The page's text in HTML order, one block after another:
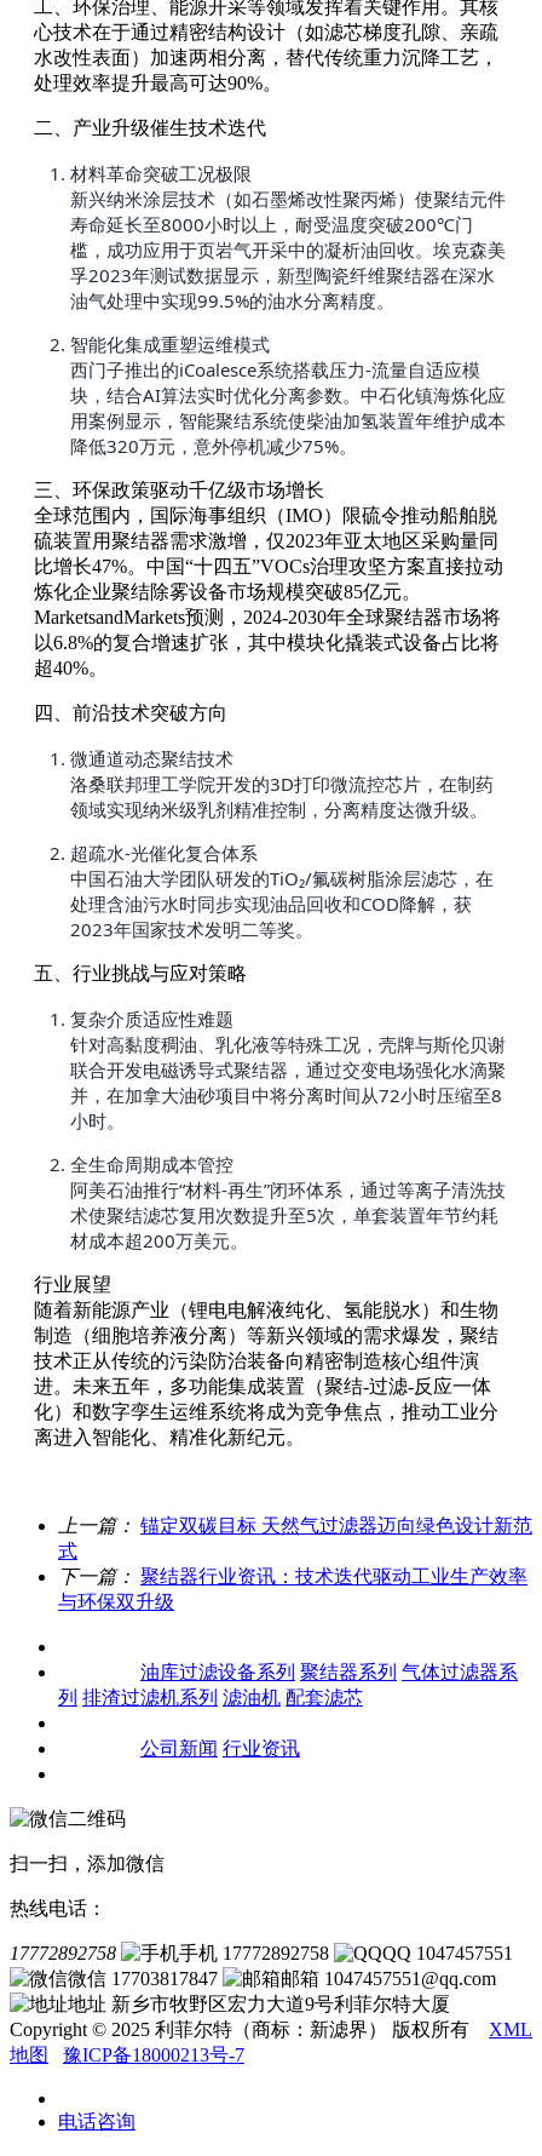
工、环保治理、能源开采等领域发挥着关键作用。其核
心技术在于通过精密结构设计（如滤芯梯度孔隙、亲疏
水改性表面）加速两相分离，替代传统重力沉降工艺，
处理效率提升最高可达90%。
二、产业升级催生技术迭代
材料革命突破工况极限
新兴纳米涂层技术（如石墨烯改性聚丙烯）使聚结元件
寿命延长至8000小时以上，耐受温度突破200℃门
槛，成功应用于页岩气开采中的凝析油回收。埃克森美
孚2023年测试数据显示，新型陶瓷纤维聚结器在深水
油气处理中实现99.5%的油水分离精度。
智能化集成重塑运维模式
西门子推出的iCoalesce系统搭载压力-流量自适应模
块，结合AI算法实时优化分离参数。中石化镇海炼化应
用案例显示，智能聚结系统使柴油加氢装置年维护成本
降低320万元，意外停机减少75%。
三、环保政策驱动千亿级市场增长
全球范围内，国际海事组织（IMO）限硫令推动船舶脱
硫装置用聚结器需求激增，仅2023年亚太地区采购量同
比增长47%。中国“十四五”VOCs治理攻坚方案直接拉动
炼化企业聚结除雾设备市场规模突破85亿元。
MarketsandMarkets预测，2024-2030年全球聚结器市场将
以6.8%的复合增速扩张，其中模块化撬装式设备占比将
超40%。
四、前沿技术突破方向
微通道动态聚结技术
洛桑联邦理工学院开发的3D打印微流控芯片，在制药
领域实现纳米级乳剂精准控制，分离精度达微升级。
超疏水-光催化复合体系
中国石油大学团队研发的TiO₂/氟碳树脂涂层滤芯，在
处理含油污水时同步实现油品回收和COD降解，获
2023年国家技术发明二等奖。
五、行业挑战与应对策略
复杂介质适应性难题
针对高黏度稠油、乳化液等特殊工况，壳牌与斯伦贝谢
联合开发电磁诱导式聚结器，通过交变电场强化水滴聚
并，在加拿大油砂项目中将分离时间从72小时压缩至8
小时。
全生命周期成本管控
阿美石油推行“材料-再生”闭环体系，通过等离子清洗技
术使聚结滤芯复用次数提升至5次，单套装置年节约耗
材成本超200万美元。
行业展望
随着新能源产业（锂电电解液纯化、氢能脱水）和生物
制造（细胞培养液分离）等新兴领域的需求爆发，聚结
技术正从传统的污染防治装备向精密制造核心组件演
进。未来五年，多功能集成装置（聚结-过滤-反应一体
化）和数字孪生运维系统将成为竞争焦点，推动工业分
离进入智能化、精准化新纪元。
上一篇： 锚定双碳目标 天然气过滤器迈向绿色设计新范
式
下一篇： 聚结器行业资讯：技术迭代驱动工业生产效率
与环保双升级
油库过滤设备系列 聚结器系列 气体过滤器系
列 排渣过滤机系列 滤油机 配套滤芯
公司新闻 行业资讯
扫一扫，添加微信
热线电话：
17772892758 手机 17772892758
QQ 1047457551
微信 17703817847
邮箱 1047457551@qq.com
地址 新乡市牧野区宏力大道9号利菲尔特大厦
Copyright © 2025 利菲尔特（商标：新滤界） 版权所有 XML
地图
豫ICP备18000213号-7
电话咨询